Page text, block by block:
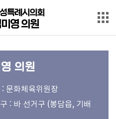
바로가기
바로가기
특례시의회
영 의원
의원
문화체육위원장
: 바 선거구 (봉담읍, 기배